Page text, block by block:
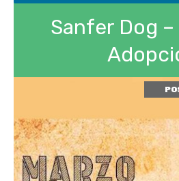
Sanfer Dog